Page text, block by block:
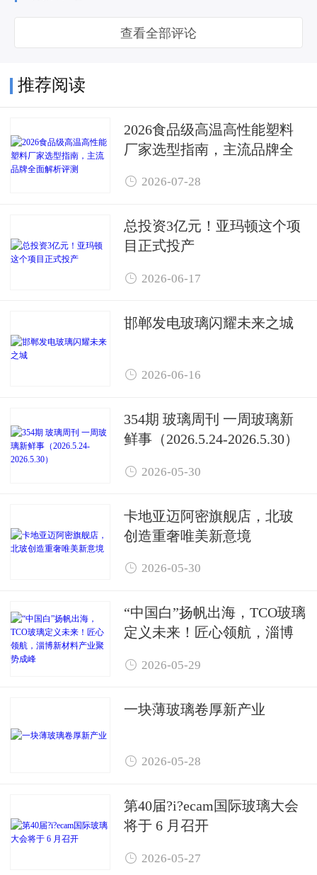
查看全部评论
推荐阅读
2026食品级高温高性能塑料
厂家选型指南，主流品牌全
 2026-07-28
总投资3亿元！亚玛顿这个项
目正式投产
 2026-06-17
邯郸发电玻璃闪耀未来之城
 2026-06-16
354期 玻璃周刊 一周玻璃新
鲜事（2026.5.24-2026.5.30）
 2026-05-30
卡地亚迈阿密旗舰店，北玻
创造重奢唯美新意境
 2026-05-30
“中国白”扬帆出海，TCO玻璃
定义未来！匠心领航，淄博
 2026-05-29
一块薄玻璃卷厚新产业
 2026-05-28
第40届?i?ecam国际玻璃大会
将于 6 月召开
 2026-05-27